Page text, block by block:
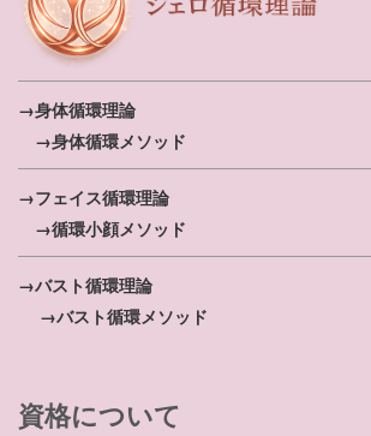
→身体循環理論
→身体循環メソッド
→フェイス循環理論
→循環小顔メソッド
→バスト循環理論
→バスト循環メソッド
資格について